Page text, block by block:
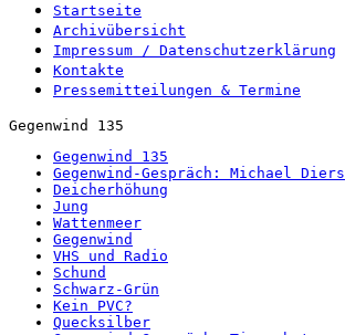
Startseite
Archivübersicht
Impressum / Datenschutzerklärung
Kontakte
Pressemitteilungen & Termine
Gegenwind 135
Gegenwind 135
Gegenwind-Gespräch: Michael Diers
Deicherhöhung
Jung
Wattenmeer
Gegenwind
VHS und Radio
Schund
Schwarz-Grün
Kein PVC?
Quecksilber